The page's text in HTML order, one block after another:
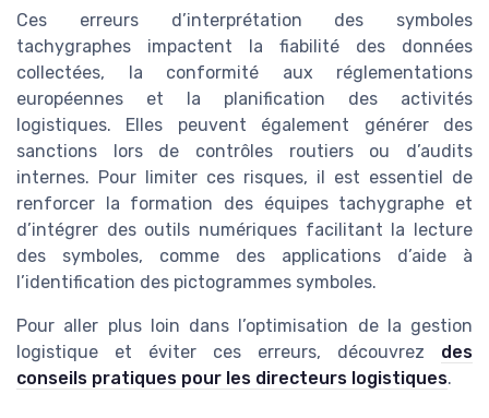
Ces erreurs d’interprétation des symboles
tachygraphes impactent la fiabilité des données
collectées, la conformité aux réglementations
européennes et la planification des activités
logistiques. Elles peuvent également générer des
sanctions lors de contrôles routiers ou d’audits
internes. Pour limiter ces risques, il est essentiel de
renforcer la formation des équipes tachygraphe et
d’intégrer des outils numériques facilitant la lecture
des symboles, comme des applications d’aide à
l’identification des pictogrammes symboles.
Pour aller plus loin dans l’optimisation de la gestion
logistique et éviter ces erreurs, découvrez des
conseils pratiques pour les directeurs logistiques.